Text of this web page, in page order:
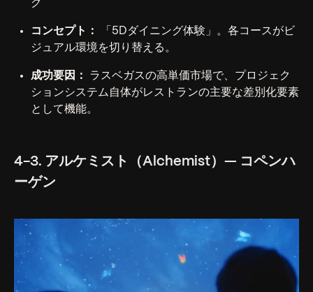
グ
コンセプト：
「5Dダイニング体験」。各コースがビ
ジュアル環境を切り替える。
成功要因：
ラスベガスの高単価市場で、プロジェク
ションシステム自体がレストランの主要な差別化要素
として機能。
4-3. アルケミスト（Alchemist）— コペンハ
ーゲン